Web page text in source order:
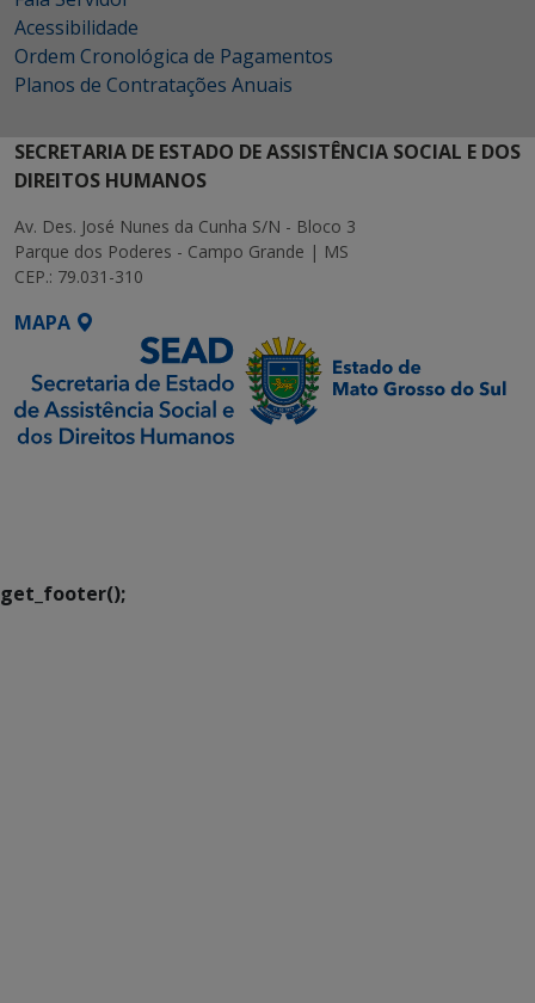
Acessibilidade
Ordem Cronológica de Pagamentos
Planos de Contratações Anuais
SECRETARIA DE ESTADO DE ASSISTÊNCIA SOCIAL E DOS
DIREITOS HUMANOS
Av. Des. José Nunes da Cunha S/N - Bloco 3
Parque dos Poderes - Campo Grande | MS
CEP.: 79.031-310
MAPA
get_footer();